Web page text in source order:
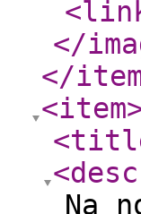
</
</
<item
Na